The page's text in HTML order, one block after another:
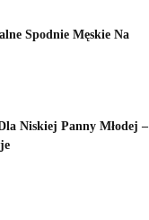
Spodnie Męskie Na
Niskiej Panny Młodej –